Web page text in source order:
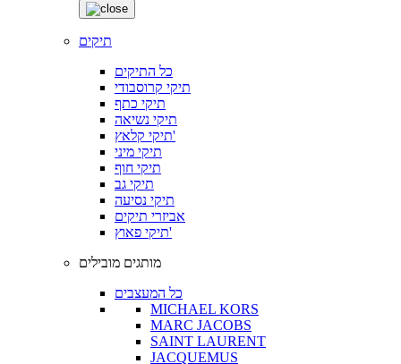
תיקים
כל התיקים
תיקי קרוסבודי
תיקי כתף
תיקי נשיאה
תיקי קלאץ'
תיקי מיני
תיקי חוף
תיקי גב
תיקי נסיעה
אביזרי תיקים
תיקי פאוץ'
מותגים מובילים
כל המעצבים
MICHAEL KORS
MARC JACOBS
SAINT LAURENT
JACQUEMUS